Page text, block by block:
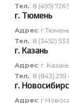
Тел.: 8 (495) 726
г. Тюмень
Адрес:
Тел.: 8 (3452)
г. Казань
Адрес: г.
Тел.: 8 (843) 259
г.
Адрес: